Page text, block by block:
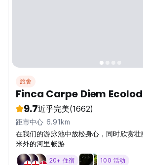
旅舍
Finca Carpe Diem
9.7近乎完美(1662)
距市中心 6.91km
在我们的游泳池中放松身心，同时欣赏
米外的河里畅游
20+ 住宿 100 活动